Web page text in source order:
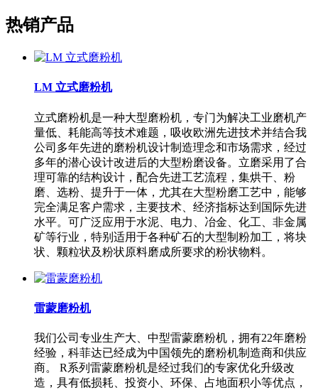
热销产品
LM 立式磨粉机
立式磨粉机是一种大型磨粉机，专门为解决工业磨机产
量低、耗能高等技术难题，吸收欧洲先进技术并结合我
公司多年先进的磨粉机设计制造理念和市场需求，经过
多年的潜心设计改进后的大型粉磨设备。立磨采用了合
理可靠的结构设计，配合先进工艺流程，集烘干、粉
磨、选粉、提升于一体，尤其在大型粉磨工艺中，能够
完全满足客户需求，主要技术、经济指标达到国际先进
水平。可广泛应用于水泥、电力、冶金、化工、非金属
矿等行业，特别适用于各种矿石的大型制粉加工，将块
状、颗粒状及粉状原料磨成所要求的粉状物料。
雷蒙磨粉机
我们公司专业生产大、中型雷蒙磨粉机，拥有22年磨粉
经验，科菲达已经成为中国领先的磨粉机制造商和供应
商。 R系列雷蒙磨粉机是经过我们的专家优化升级改
造，具有低损耗、投资小、环保、占地面积小等优点，